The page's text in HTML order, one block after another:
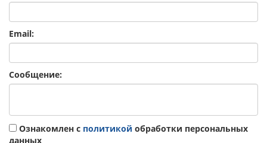
Email:
Сообщение:
Ознакомлен с политикой обработки персональных
данных